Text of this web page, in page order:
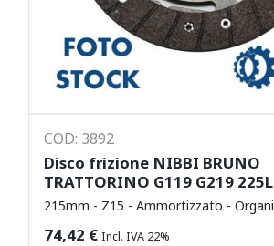
COD: 3892
Disco frizione NIBBI BRUNO
TRATTORINO G119 G219
215mm - Z15 - Ammortizzato -
74,42 € Incl. IVA 22%